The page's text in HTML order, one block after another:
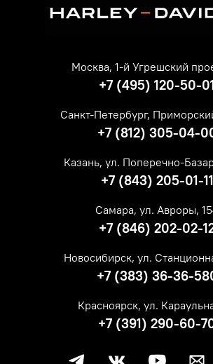
Москва, 1-й Угрешский
+7 (495) 120-50-
Санкт-Петербург,
+7 (812) 305-04-
Казань, ул. Поперечно-
+7 (843) 205-01-11
Самара, ул. Авроры,
+7 (846) 202-02-
Новосибирск, ул.
+7 (383) 36-36-
Красноярск, ул.
+7 (391) 290-60-